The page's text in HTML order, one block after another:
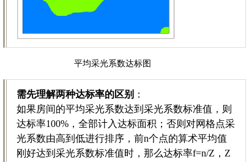
平均采光系数达标图
需先理解两种达标率的区别 ：
如果房间的平均采光系数达到采光系数标准值，则
达标率100%，全部计入达标面积；否则对网格点采
光系数由高到低进行排序，前n个点的算术平均值
刚好达到采光系数标准值时，那么达标率f=n/Z，Z